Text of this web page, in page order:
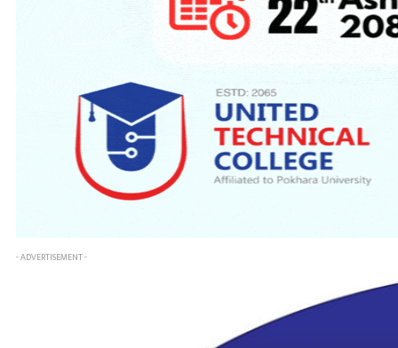
- ADVERTISEMENT -